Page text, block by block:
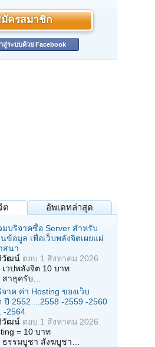
ครสมาชิก
สู่ระบบด้วย Facebook
ต อัพเดทล่าสุด
มบริจาคซื้อ Server สำหรับ
ข้อมูล เพื่อเว็บพลังจิตเผยแผ่
สนา
วัฒน์ ตอบ 1 สิงหาคม 2026
วปพลังจิต 10 บาท
าธุครับ…
าค ค่า Hosting ของเว็บ
ปี 2552 ...2558 -2559 -2560
-2564
วัฒน์ ตอบ 1 สิงหาคม 2026
= 10 บาท
ธรรมบูชา สังฆบูชา…